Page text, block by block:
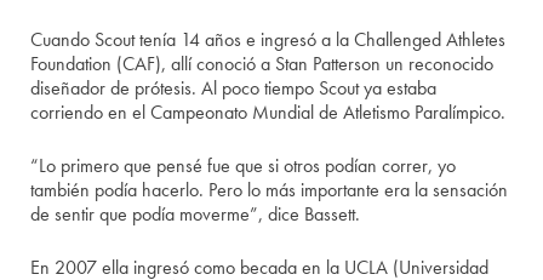
Cuando Scout tenía 14 años e ingresó a la Challenged Athletes
Foundation (CAF), allí conoció a Stan Patterson un reconocido
diseñador de prótesis. Al poco tiempo Scout ya estaba
corriendo en el Campeonato Mundial de Atletismo Paralímpico.
“Lo primero que pensé fue que si otros podían correr, yo
también podía hacerlo. Pero lo más importante era la sensación
de sentir que podía moverme”, dice Bassett.
En 2007 ella ingresó como becada en la UCLA (Universidad